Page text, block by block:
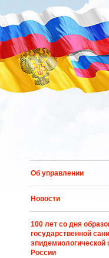
Перейти к основному
Об управлении
Новости
100 лет со дня
государственной
России